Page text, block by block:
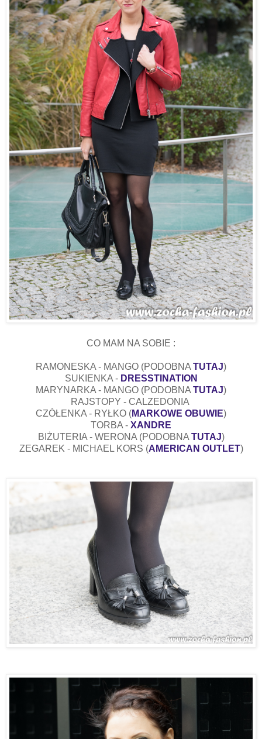
CO MAM NA SOBIE :
RAMONESKA - MANGO (PODOBNA TUTAJ)
SUKIENKA - DRESSTINATION
MARYNARKA - MANGO (PODOBNA TUTAJ)
RAJSTOPY - CALZEDONIA
CZÓŁENKA - RYŁKO (MARKOWE OBUWIE)
TORBA - XANDRE
BIŻUTERIA - WERONA (PODOBNA TUTAJ)
ZEGAREK - MICHAEL KORS (AMERICAN OUTLET)